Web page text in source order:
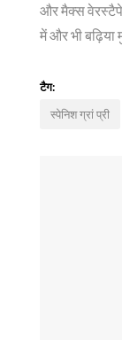
और मैक्स
में और भी बढ़िया
टैग:
स्पेनिश ग्रां प्री